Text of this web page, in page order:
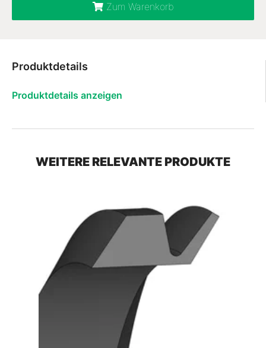
Zum Warenkorb
Produktdetails
Produktdetails anzeigen
WEITERE RELEVANTE PRODUKTE